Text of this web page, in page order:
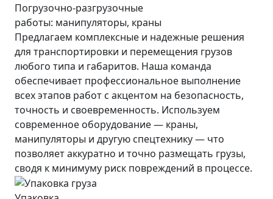
Погрузочно-разгрузочные
работы: манипуляторы, краны
Предлагаем комплексные и надежные решения
для транспортировки и перемещения грузов
любого типа и габаритов. Наша команда
обеспечивает профессиональное выполнение
всех этапов работ с акцентом на безопасность,
точность и своевременность. Используем
современное оборудование — краны,
манипуляторы и другую спецтехнику — что
позволяет аккуратно и точно размещать грузы,
сводя к минимуму риск повреждений в процессе.